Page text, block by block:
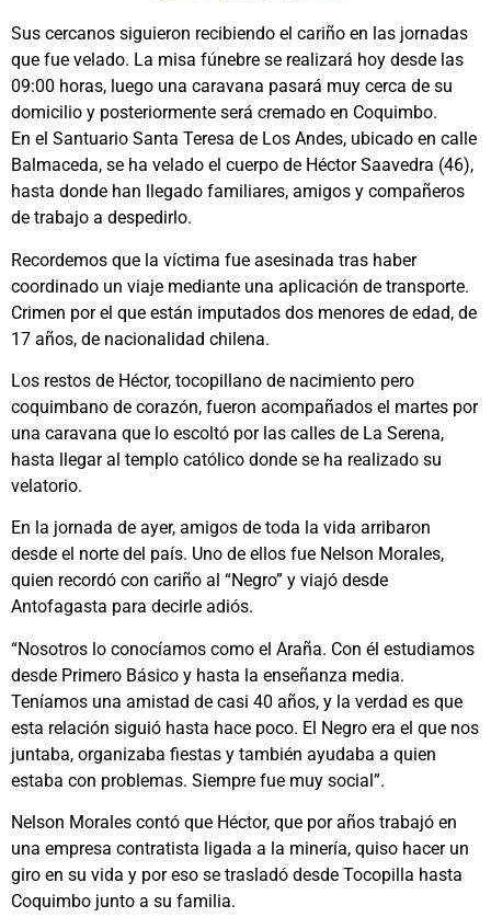
Sus cercanos siguieron recibiendo el cariño en las jornadas
que fue velado. La misa fúnebre se realizará hoy desde las
09:00 horas, luego una caravana pasará muy cerca de su
domicilio y posteriormente será cremado en Coquimbo.
En el Santuario Santa Teresa de Los Andes, ubicado en calle
Balmaceda, se ha velado el cuerpo de Héctor Saavedra (46),
hasta donde han llegado familiares, amigos y compañeros
de trabajo a despedirlo.
Recordemos que la víctima fue asesinada tras haber
coordinado un viaje mediante una aplicación de transporte.
Crimen por el que están imputados dos menores de edad, de
17 años, de nacionalidad chilena.
Los restos de Héctor, tocopillano de nacimiento pero
coquimbano de corazón, fueron acompañados el martes por
una caravana que lo escoltó por las calles de La Serena,
hasta llegar al templo católico donde se ha realizado su
velatorio.
En la jornada de ayer, amigos de toda la vida arribaron
desde el norte del país. Uno de ellos fue Nelson Morales,
quien recordó con cariño al “Negro” y viajó desde
Antofagasta para decirle adiós.
“Nosotros lo conocíamos como el Araña. Con él estudiamos
desde Primero Básico y hasta la enseñanza media.
Teníamos una amistad de casi 40 años, y la verdad es que
esta relación siguió hasta hace poco. El Negro era el que nos
juntaba, organizaba fiestas y también ayudaba a quien
estaba con problemas. Siempre fue muy social”.
Nelson Morales contó que Héctor, que por años trabajó en
una empresa contratista ligada a la minería, quiso hacer un
giro en su vida y por eso se trasladó desde Tocopilla hasta
Coquimbo junto a su familia.